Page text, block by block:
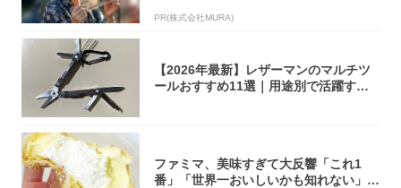
PR(株式会社MURA)
【2026年最新】レザーマンのマルチツ
ールおすすめ11選｜用途別で活躍する
ファミマ、美味すぎて大反響「これ1
番」「世界一おいしいかも知れない」